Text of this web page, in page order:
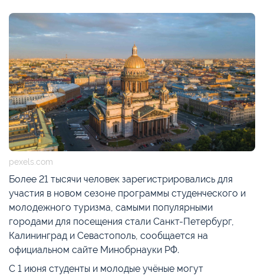
pexels.com
Более 21 тысячи человек зарегистрировались для
участия в новом сезоне программы студенческого и
молодежного туризма, самыми популярными
городами для посещения стали Санкт-Петербург,
Калининград и Севастополь, сообщается на
официальном сайте Минобрнауки РФ.
С 1 июня студенты и молодые учёные могут